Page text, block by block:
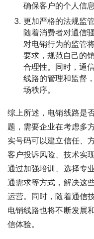
确保客户的个人信
更加严格的法规监管
随着消费者对通信
对电销行为的监管
要求，规范自己的
合理性。同时，通
线路的管理和监督
场秩序。
综上所述，电销线路是
题，需要企业在考虑多
实号码可以建立信任、
客户投诉风险、技术实
通过加强培训、选择专
通需求等方式，解决这
运营。同时，随着通信
电销线路也将不断发展
信体验。